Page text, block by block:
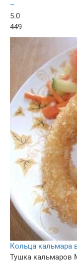
–
5.0
449
Кольца кальмара
Тушка кальмаров